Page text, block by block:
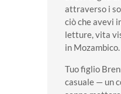
attraverso i
ciò che avevi
letture, vita
in Mozambico.
Tuo figlio
casuale — un